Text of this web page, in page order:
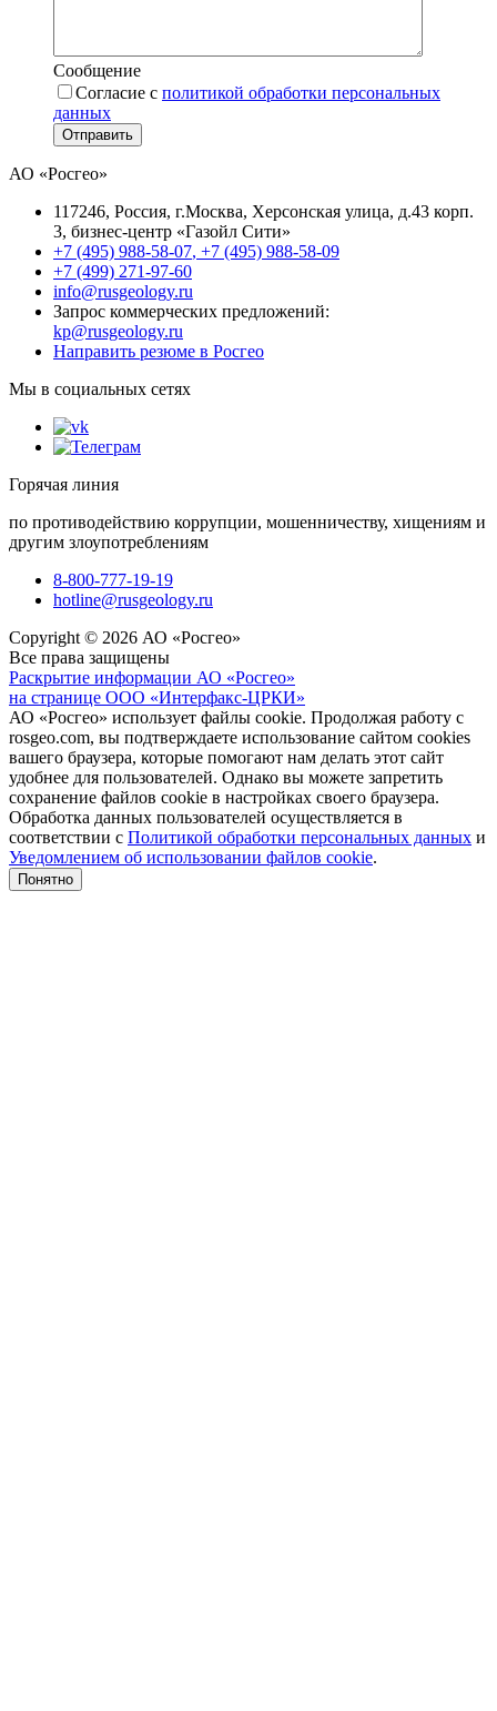
Сообщение
Согласие с политикой обработки персональных
данных
Отправить
АО «Росгео»
117246, Россия, г.Москва, Херсонская улица, д.43 корп.
3, бизнес-центр «Газойл Сити»
+7 (495) 988-58-07, +7 (495) 988-58-09
+7 (499) 271-97-60
info@rusgeology.ru
Запрос коммерческих предложений:
kp@rusgeology.ru
Направить резюме в Росгео
Мы в социальных сетях
Горячая линия
по противодействию коррупции, мошенничеству, хищениям и
другим злоупотреблениям
8-800-777-19-19
hotline@rusgeology.ru
Copyright © 2026 АО «Росгео»
Все права защищены
Раскрытие информации АО «Росгео»
на странице ООО «Интерфакс-ЦРКИ»
АО «Росгео» использует файлы cookie. Продолжая работу с
rosgeo.com, вы подтверждаете использование сайтом cookies
вашего браузера, которые помогают нам делать этот сайт
удобнее для пользователей. Однако вы можете запретить
сохранение файлов cookie в настройках своего браузера.
Обработка данных пользователей осуществляется в
соответствии с Политикой обработки персональных данных и
Уведомлением об использовании файлов cookie.
Понятно